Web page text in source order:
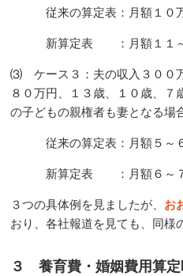
従来の算定表：月額１０
新算定表 ：月額１１～
⑶ ケース３：夫の収入３００
８０万円、１３歳、１０歳、
の子どもの親権者も妻となる場
従来の算定表：月額５～
新算定表 ：月額６～７
３つの具体例を見ましたが、 お
おり、各社報道を見ても、同様
３ 養育費・婚姻費用算定